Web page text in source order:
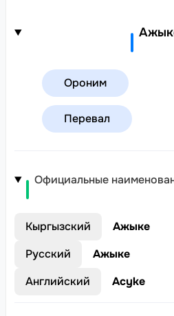
Ороним
Перевал
Официальные
Кыргызский
Ажыке
Русский
Ажыке
Английский
Acyke